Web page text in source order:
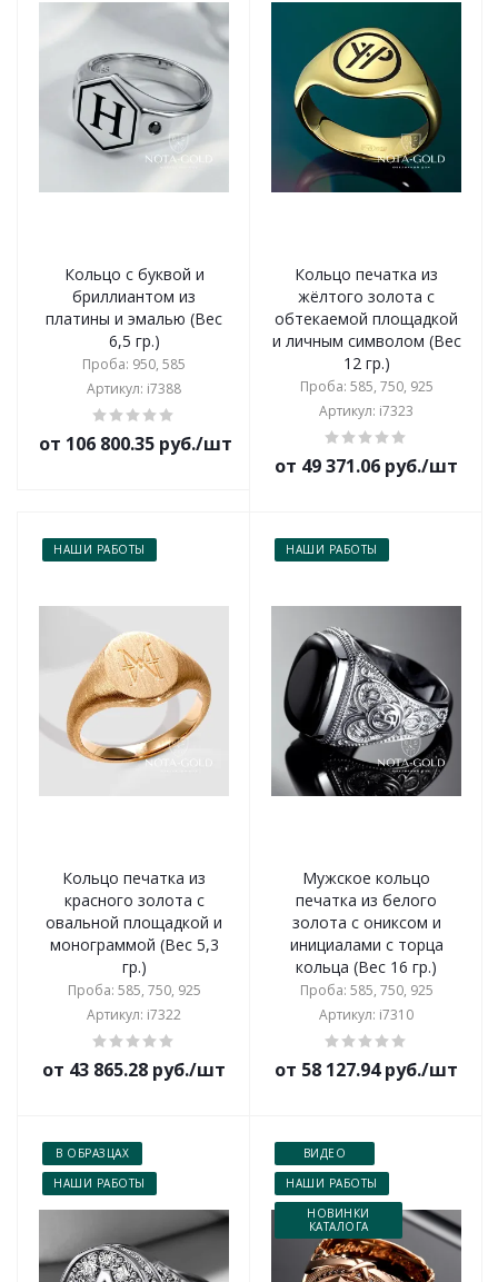
Кольцо с буквой и
бриллиантом из
платины и эмалью (Вес
6,5 гр.)
Проба: 950, 585
Артикул: i7388
от 106 800.35 руб./шт
Кольцо печатка из
жёлтого золота с
обтекаемой площадкой
и личным символом (Вес
12 гр.)
Проба: 585, 750, 925
Артикул: i7323
от 49 371.06 руб./шт
НАШИ РАБОТЫ
Кольцо печатка из
красного золота с
овальной площадкой и
монограммой (Вес 5,3
гр.)
Проба: 585, 750, 925
Артикул: i7322
от 43 865.28 руб./шт
НАШИ РАБОТЫ
Мужское кольцо
печатка из белого
золота с ониксом и
инициалами с торца
кольца (Вес 16 гр.)
Проба: 585, 750, 925
Артикул: i7310
от 58 127.94 руб./шт
В ОБРАЗЦАХ
НАШИ РАБОТЫ
ВИДЕО
НАШИ РАБОТЫ
НОВИНКИ
КАТАЛОГА